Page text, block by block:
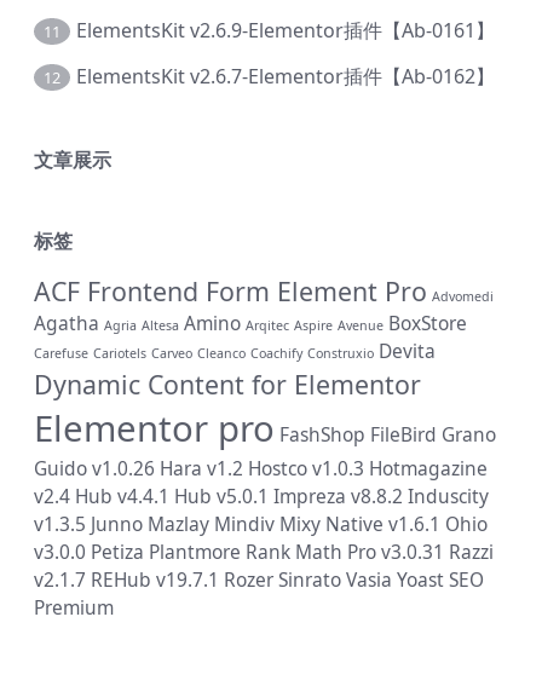
11 ElementsKit v2.6.9-Elementor插件【Ab-0161】
12 ElementsKit v2.6.7-Elementor插件【Ab-0162】
文章展示
标签
ACF Frontend Form Element Pro Advomedi
Agatha Agria Altesa Amino Arqitec Aspire Avenue BoxStore
Carefuse Cariotels Carveo Cleanco Coachify Construxio Devita
Dynamic Content for Elementor
Elementor pro FashShop FileBird Grano
Guido v1.0.26 Hara v1.2 Hostco v1.0.3 Hotmagazine
v2.4 Hub v4.4.1 Hub v5.0.1 Impreza v8.8.2 Induscity
v1.3.5 Junno Mazlay Mindiv Mixy Native v1.6.1 Ohio
v3.0.0 Petiza Plantmore Rank Math Pro v3.0.31 Razzi
v2.1.7 REHub v19.7.1 RozerSinratoVasia Yoast SEO
Premium